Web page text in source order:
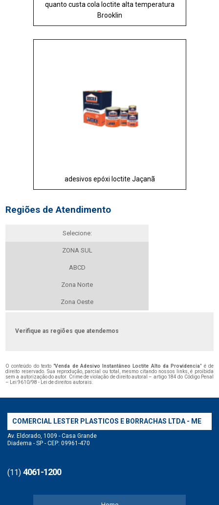
quanto custa cola loctite alta temperatura
Brooklin
adesivos epóxi loctite Jaçanã
Regiões de Atendimento
Selecione:
ZONA SUL
ABCD
Zona Norte
Zona Oeste
Verifique as regiões que atendemos
O conteúdo do texto "Venda de Adesivo Instantâneo Loctite Alto da Providencia" é de
direito reservado. Sua reprodução, parcial ou total, mesmo citando nossos links, é proibida
sem a autorização do autor. Crime de violação de direito autoral – artigo 184 do Código Penal
–
Lei 9610/98 - Lei de direitos autorais
COMERCIAL LESTER PLASTICOS E BORRACHAS LTDA - ME
Av. Eldorado, 1009 - Casa Grande
Diadema - SP - CEP: 09961-470
(11) 4061-1200